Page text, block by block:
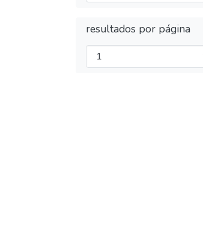
resultados por página